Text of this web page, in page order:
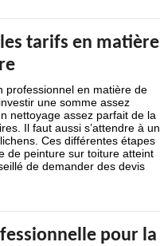
tarifs en matière
professionnel en matière de
une somme assez
nettoyage assez parfait de la
Il faut aussi s’attendre à un
Ces différentes étapes
de peinture sur toiture atteint
de demander des devis
pour la